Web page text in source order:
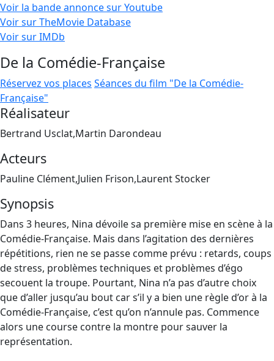
Voir la bande annonce sur Youtube
Voir sur TheMovie Database
Voir sur IMDb
De la Comédie-Française
Réservez vos places Séances du film "De la Comédie-
Française"
Réalisateur
Bertrand Usclat,Martin Darondeau
Acteurs
Pauline Clément,Julien Frison,Laurent Stocker
Synopsis
Dans 3 heures, Nina dévoile sa première mise en scène à la
Comédie-Française. Mais dans l’agitation des dernières
répétitions, rien ne se passe comme prévu : retards, coups
de stress, problèmes techniques et problèmes d’égo
secouent la troupe. Pourtant, Nina n’a pas d’autre choix
que d’aller jusqu’au bout car s’il y a bien une règle d’or à la
Comédie-Française, c’est qu’on n’annule pas. Commence
alors une course contre la montre pour sauver la
représentation.